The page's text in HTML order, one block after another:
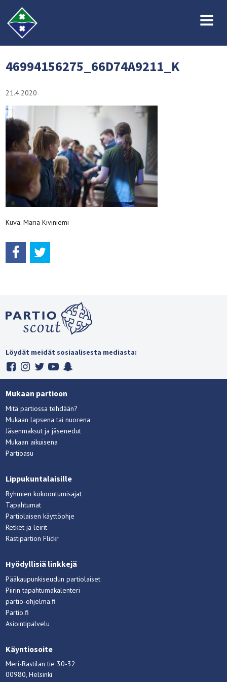
MENU
46994156275_66D74A9211_K
21.4.2020
Kuva: Maria Kiviniemi
Löydät meidät sosiaalisesta mediasta:
Mukaan partioon
Mitä partiossa tehdään?
Mukaan lapsena tai nuorena
Jäsenmaksut ja jäsenedut
Mukaan aikuisena
Partioasu
Lippukuntalaisille
Ryhmien kokoontumisajat
Tapahtumat
Partiolaisen käyttöohje
Retket ja leirit
Rastipartion Flickr
Hyödyllisiä linkkejä
Pääkaupunkiseudun partiolaiset
Piirin tapahtumakalenteri
partio-ohjelma.fi
Partio.fi
Asiointipalvelu
Käyntiosoite
Meri-Rastilan tie 30-32
00980, Helsinki